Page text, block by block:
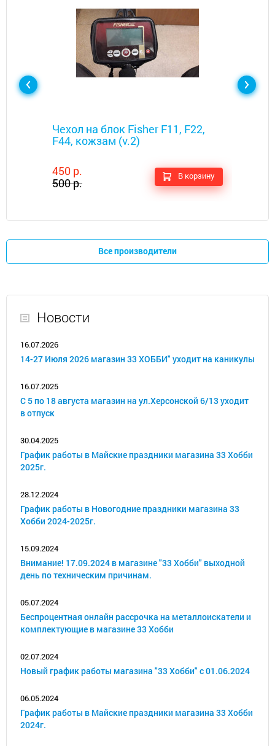
Чехол на блок Fisher F11, F22,
F44, кожзам (v.2)
450 р.
500 р.
В корзину
Все производители
Новости
16.07.2026
14-27 Июля 2026 магазин 33 ХОББИ" уходит на каникулы
16.07.2025
С 5 по 18 августа магазин на ул.Херсонской 6/13 уходит
в отпуск
30.04.2025
График работы в Майские праздники магазина 33 Хобби
2025г.
28.12.2024
График работы в Новогодние праздники магазина 33
Хобби 2024-2025г.
15.09.2024
Внимание! 17.09.2024 в магазине "33 Хобби" выходной
день по техническим причинам.
05.07.2024
Беспроцентная онлайн рассрочка на металлоискатели и
комплектующие в магазине 33 Хобби
02.07.2024
Новый график работы магазина "33 Хобби" с 01.06.2024
06.05.2024
График работы в Майские праздники магазина 33 Хобби
2024г.